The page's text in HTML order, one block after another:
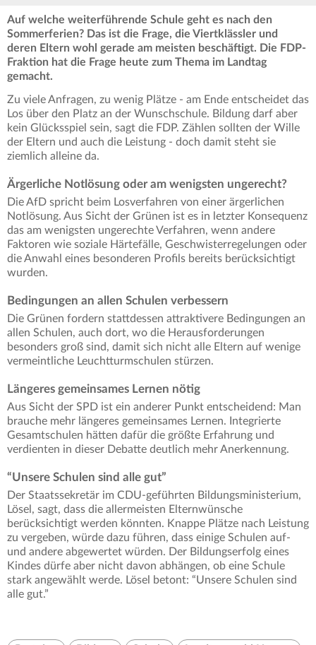
Auf welche weiterführende Schule geht es nach den
Sommerferien? Das ist die Frage, die Viertklässler und
deren Eltern wohl gerade am meisten beschäftigt. Die FDP-
Fraktion hat die Frage heute zum Thema im Landtag
gemacht.
Zu viele Anfragen, zu wenig Plätze - am Ende entscheidet das
Los über den Platz an der Wunschschule. Bildung darf aber
kein Glücksspiel sein, sagt die FDP. Zählen sollten der Wille
der Eltern und auch die Leistung - doch damit steht sie
ziemlich alleine da.
Ärgerliche Notlösung oder am wenigsten ungerecht?
Die AfD spricht beim Losverfahren von einer ärgerlichen
Notlösung. Aus Sicht der Grünen ist es in letzter Konsequenz
das am wenigsten ungerechte Verfahren, wenn andere
Faktoren wie soziale Härtefälle, Geschwisterregelungen oder
die Anwahl eines besonderen Profils bereits berücksichtigt
wurden.
Bedingungen an allen Schulen verbessern
Die Grünen fordern stattdessen attraktivere Bedingungen an
allen Schulen, auch dort, wo die Herausforderungen
besonders groß sind, damit sich nicht alle Eltern auf wenige
vermeintliche Leuchtturmschulen stürzen.
Längeres gemeinsames Lernen nötig
Aus Sicht der SPD ist ein anderer Punkt entscheidend: Man
brauche mehr längeres gemeinsames Lernen. Integrierte
Gesamtschulen hätten dafür die größte Erfahrung und
verdienten in dieser Debatte deutlich mehr Anerkennung.
“Unsere Schulen sind alle gut”
Der Staatssekretär im CDU-geführten Bildungsministerium,
Lösel, sagt, dass die allermeisten Elternwünsche
berücksichtigt werden könnten. Knappe Plätze nach Leistung
zu vergeben, würde dazu führen, dass einige Schulen auf-
und andere abgewertet würden. Der Bildungserfolg eines
Kindes dürfe aber nicht davon abhängen, ob eine Schule
stark angewählt werde. Lösel betont: “Unsere Schulen sind
alle gut.”